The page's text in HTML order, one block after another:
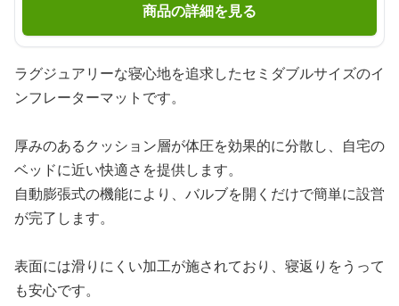
商品の詳細を見る
ラグジュアリーな寝心地を追求したセミダブルサイズのイ
ンフレーターマットです。
厚みのあるクッション層が体圧を効果的に分散し、自宅の
ベッドに近い快適さを提供します。
自動膨張式の機能により、バルブを開くだけで簡単に設営
が完了します。
表面には滑りにくい加工が施されており、寝返りをうって
も安心です。